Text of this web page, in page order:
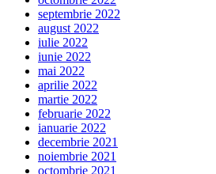
septembrie 2022
august 2022
iulie 2022
iunie 2022
mai 2022
aprilie 2022
martie 2022
februarie 2022
ianuarie 2022
decembrie 2021
noiembrie 2021
octombrie 2021